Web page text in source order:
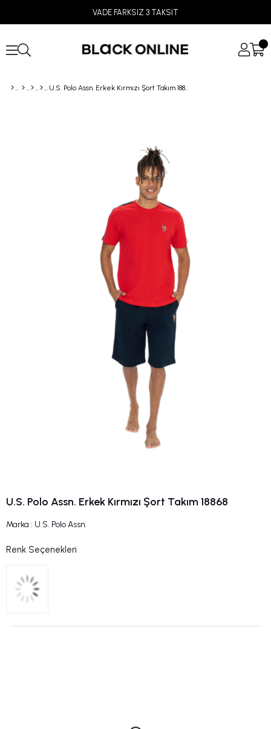
VADE FARKSIZ 3 TAKSİT
U.S. Polo Assn. Erkek Kırmızı Şort Takım 18868
U.S. Polo Assn. Erkek Kırmızı Şort Takım 18868
Marka : U.S. Polo Assn.
Renk Seçenekleri